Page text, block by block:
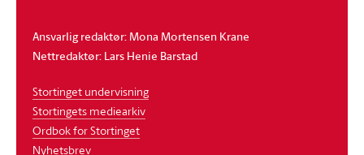
Ansvarlig redaktør: Mona Mortensen Krane
Nettredaktør: Lars Henie Barstad
Stortinget undervisning
Stortingets mediearkiv
Ordbok for Stortinget
Nyhetsbrev